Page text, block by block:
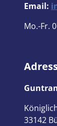
Email:
Mo.-Fr.
33142